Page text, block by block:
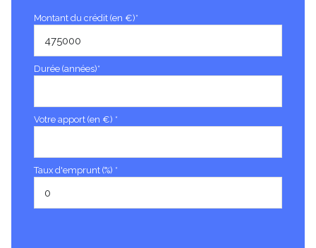
Montant du crédit (en €)*
Durée (années)*
Votre apport (en €) *
Taux d'emprunt (%) *